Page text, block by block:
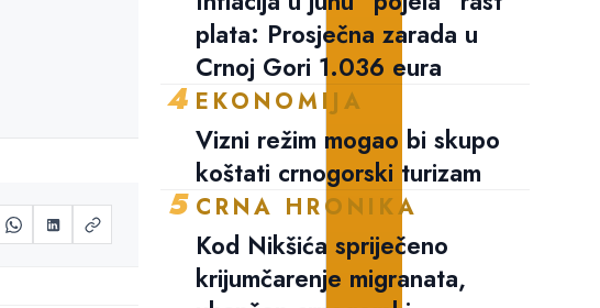
plata: Prosječna zarada u
Crnoj Gori 1.036 eura
4 EKONOMIJA
Vizni režim mogao bi skupo
koštati crnogorski turizam
5 CRNA HRONIKA
Kod Nikšića spriječeno
krijumčarenje migranata,